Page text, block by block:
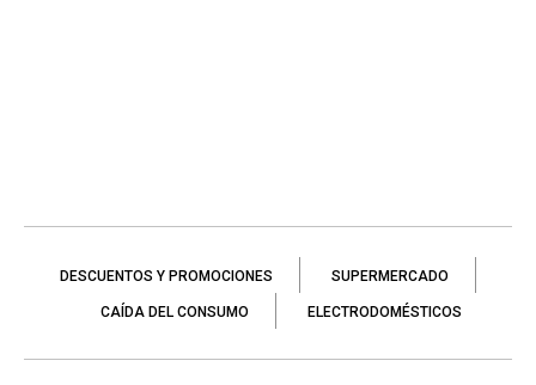
DESCUENTOS Y PROMOCIONES SUPERMERCADO
CAÍDA DEL CONSUMO ELECTRODOMÉSTICOS